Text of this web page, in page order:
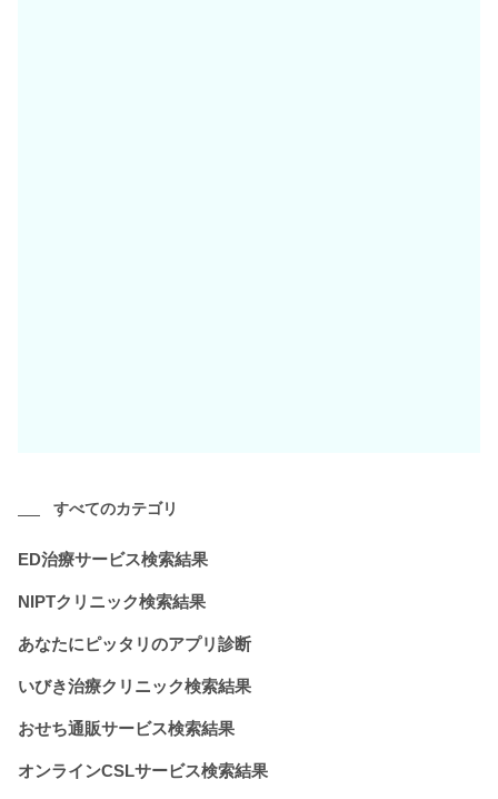
すべてのカテゴリ
ED治療サービス検索結果
NIPTクリニック検索結果
あなたにピッタリのアプリ診断
いびき治療クリニック検索結果
おせち通販サービス検索結果
オンラインCSLサービス検索結果